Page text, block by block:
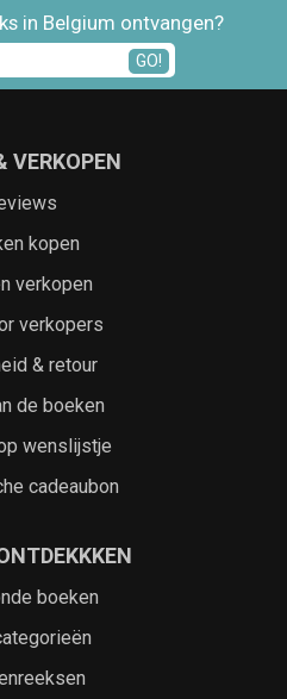
in Belgium ontvangen?
GO!
VERKOPEN
kopen
verkopen
verkopers
& retour
de boeken
wenslijstje
cadeaubon
boeken